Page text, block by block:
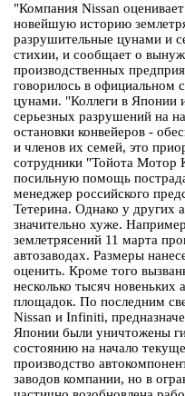
"Компания Nissan
новейшую историю
разрушительные цунами и
стихии, и сообщает о
производственных
говорилось в официальном
цунами. "Коллеги в Японии
серьезных разрушений на
остановки конвейеров -
и членов их семей, это
сотрудники "Тойота Мотор
посильную помощь
менеджер российского
Тетерина. Однако у других
значительно хуже.
землетрясений 11 марта
автозаводах. Размеры
оценить. Кроме того
несколько тысяч новеньких
площадок. По последним
Nissan и Infiniti,
Японии были уничтожены
состоянию на начало
производство
заводов компании, но в